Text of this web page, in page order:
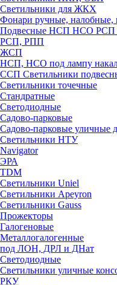
Светильники для ЖКХ
Фонари ручные,
Подвесные НСП НСО
РСП, РПП
ЖСП
НСП, НСО под лампу
ССП Светильники
Светильники точечные
Стандратные
Светодиодные
Садово-парковые
Садово-парковые
Светильники НТУ
Navigator
ЭРА
TDM
Светильники Uniel
Светильники Apeyron
Светильники Gauss
Прожекторы
Галогеновые
Металлогалогенные
под ЛОН, ДРЛ и ДНат
Светодиодные
Светильники уличные
РКУ